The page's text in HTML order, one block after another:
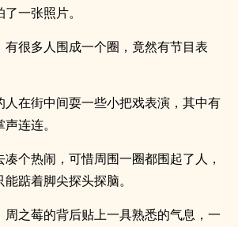
一张照片。
有很多人围成一个圈，竟然有节目表
人在街中间耍一些小把戏表演，其中有
连连。
个热闹，可惜周围一圈都围起了人，
踮着脚尖探头探脑。
周之莓的背后贴上一具熟悉的气息，一